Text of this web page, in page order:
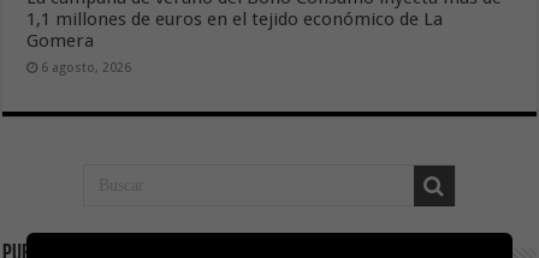
1,1 millones de euros en el tejido económico de La
Gomera
6 agosto, 2026